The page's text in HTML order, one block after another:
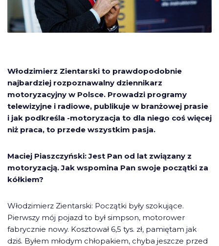
Włodzimierz Zientarski to prawdopodobnie
najbardziej rozpoznawalny dziennikarz
motoryzacyjny w Polsce. Prowadzi programy
telewizyjne i radiowe, publikuje w branżowej prasie
i jak podkreśla -motoryzacja to dla niego coś więcej
niż praca, to przede wszystkim pasja.
Maciej Piaszczyński: Jest Pan od lat związany z
motoryzacją. Jak wspomina Pan swoje początki za
kółkiem?
Włodzimierz Zientarski: Początki były szokujące.
Pierwszy mój pojazd to był simpson, motorower
fabrycznie nowy. Kosztował 6,5 tys. zł, pamiętam jak
dziś. Byłem młodym chłopakiem, chyba jeszcze przed